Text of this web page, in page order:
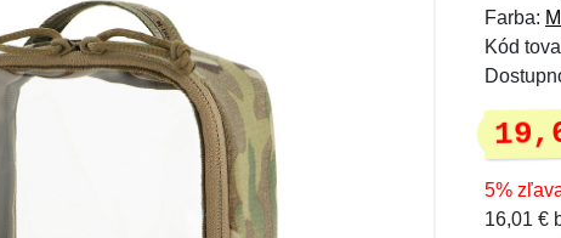
Farba:
Kód
5%
16,01 €